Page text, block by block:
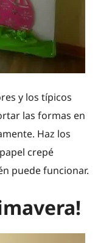
y los típicos
las formas en
Haz los
crepé
puede funcionar.